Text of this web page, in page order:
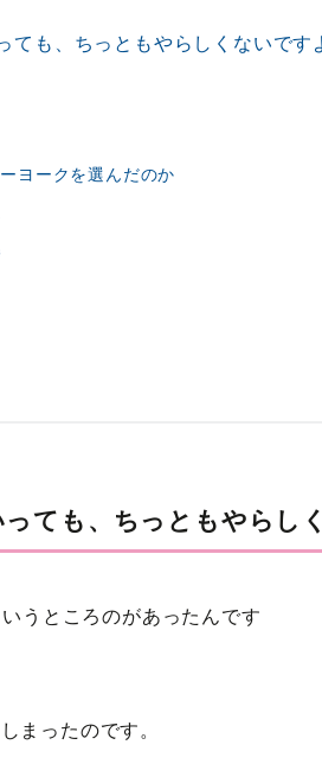
ても、ちっともやらしくないです
ヨークを選んだのか
ても、ちっともやらし
うところのがあったんです
まったのです。